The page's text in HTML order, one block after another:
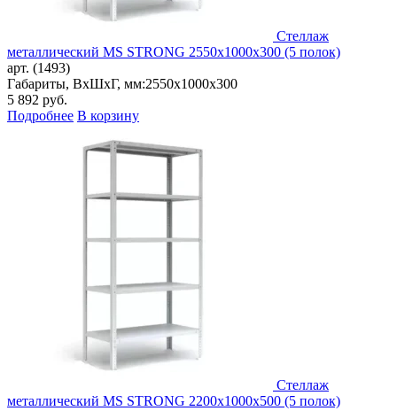
Стеллаж
металлический MS STRONG 2550x1000x300 (5 полок)
арт. (1493)
Габариты, ВxШxГ, мм:2550x1000x300
5 892 руб.
Подробнее В корзину
Стеллаж
металлический MS STRONG 2200x1000x500 (5 полок)